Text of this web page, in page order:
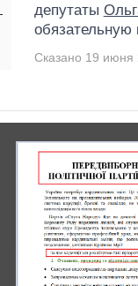
депутаты
Сказано 19 июня